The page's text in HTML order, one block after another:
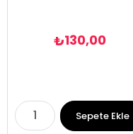
₺130,00
Sepete Ekle